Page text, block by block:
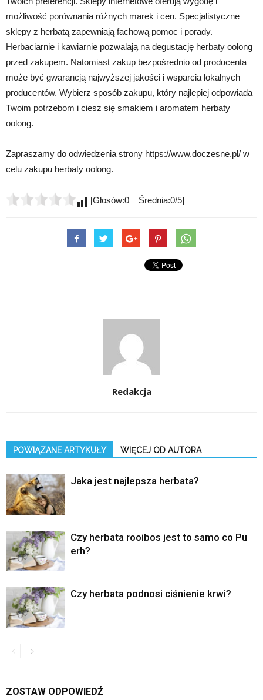
możliwość porównania różnych marek i cen. Specjalistyczne
sklepy z herbatą zapewniają fachową pomoc i porady.
Herbaciarnie i kawiarnie pozwalają na degustację herbaty oolong
przed zakupem. Natomiast zakup bezpośrednio od producenta
może być gwarancją najwyższej jakości i wsparcia lokalnych
producentów. Wybierz sposób zakupu, który najlepiej odpowiada
Twoim potrzebom i ciesz się smakiem i aromatem herbaty
oolong.
Zapraszamy do odwiedzenia strony https://www.doczesne.pl/ w
celu zakupu herbaty oolong.
[Głosów:0 Średnia:0/5]
Redakcja
POWIĄZANE ARTYKUŁY WIĘCEJ OD AUTORA
Jaka jest najlepsza herbata?
Czy herbata rooibos jest to samo co Pu
erh?
Czy herbata podnosi ciśnienie krwi?
ZOSTAW ODPOWIEDŹ